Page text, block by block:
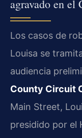
agravado en el
Los casos de
Louisa se
audiencia
County Circuit
Main Street,
presidido por el